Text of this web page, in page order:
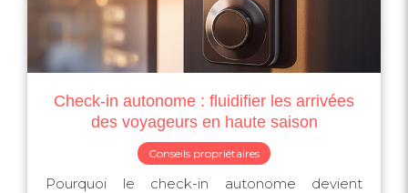
Check-in autonome : fluidifier les arrivées
des voyageurs en haute saison
Conseils propriétaires
Pourquoi le check-in autonome devient